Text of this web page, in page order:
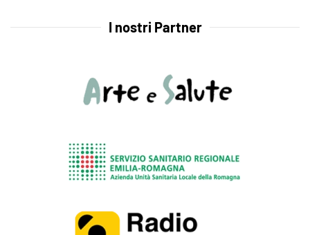
I nostri Partner